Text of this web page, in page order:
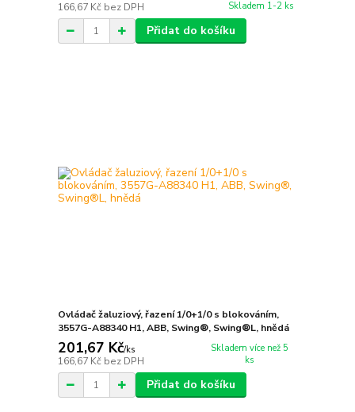
166,67 Kč bez DPH Skladem 1-2 ks
Přidat do košíku
Ovládač žaluziový, řazení 1/0+1/0 s blokováním,
3557G-A88340 H1, ABB, Swing®, Swing®L, hnědá
201,67 Kč/ks
166,67 Kč bez DPH
Skladem více než 5
ks
Přidat do košíku